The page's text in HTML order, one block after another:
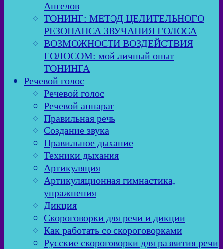
Ангелов
ТОНИНГ: МЕТОД ЦЕЛИТЕЛЬНОГО
РЕЗОНАНСА ЗВУЧАНИЯ ГОЛОСА
ВОЗМОЖНОСТИ ВОЗДЕЙСТВИЯ
ГОЛОСОМ: мой личный опыт
ТОНИНГА
Речевой голос
Речевой голос
Речевой аппарат
Правильная речь
Создание звука
Правильное дыхание
Техники дыхания
Артикуляция
Артикуляционная гимнастика,
упражнения
Дикция
Скороговорки для речи и дикции
Как работать со скороговорками
Русские скороговорки для развития речи